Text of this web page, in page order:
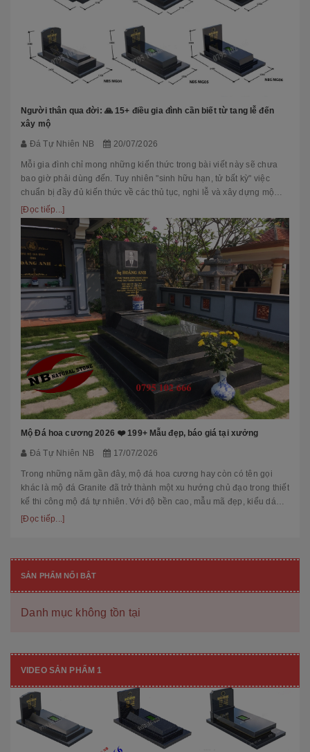
Người thân qua đời: 🙏 15+ điều gia đình cần biết từ tang lễ đến
xây mộ
Đá Tự Nhiên NB 20/07/2026
Mỗi gia đình chỉ mong những kiến thức trong bài viết này sẽ chưa
bao giờ phải dùng đến. Tuy nhiên "sinh hữu hạn, tử bất kỳ" việc
chuẩn bị đầy đủ kiến thức về các thủ tục, nghi lễ và xây dựng mộ
phầ...
[Đọc tiếp...]
Mộ Đá hoa cương 2026 ❤️ 199+ Mẫu đẹp, báo giá tại xưởng
Đá Tự Nhiên NB 17/07/2026
Trong những năm gần đây, mộ đá hoa cương hay còn có tên gọi
khác là mộ đá Granite đã trở thành một xu hướng chủ đạo trong thiết
kế thi công mộ đá tự nhiên. Với độ bền cao, mẫu mã đẹp, kiểu dáng
hiệ...
[Đọc tiếp...]
SẢN PHẨM NỔI BẬT
Danh mục không tồn tại
VIDEO SẢN PHẨM 1